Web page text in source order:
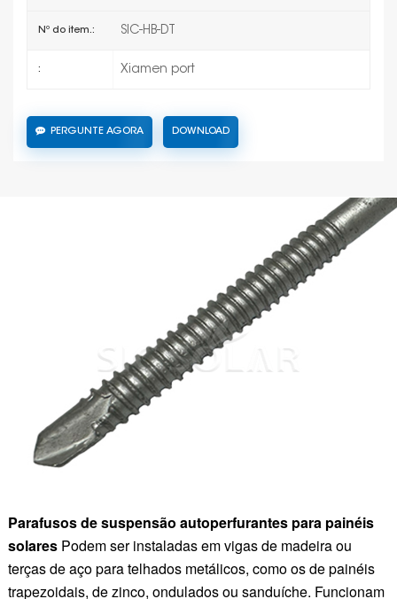
Nº do item.: SIC-HB-DT
: Xiamen port
PERGUNTE AGORA DOWNLOAD
Parafusos de suspensão autoperfurantes para painéis
solares Podem ser instaladas em vigas de madeira ou
terças de aço para telhados metálicos, como os de painéis
trapezoidais, de zinco, ondulados ou sanduíche. Funcionam